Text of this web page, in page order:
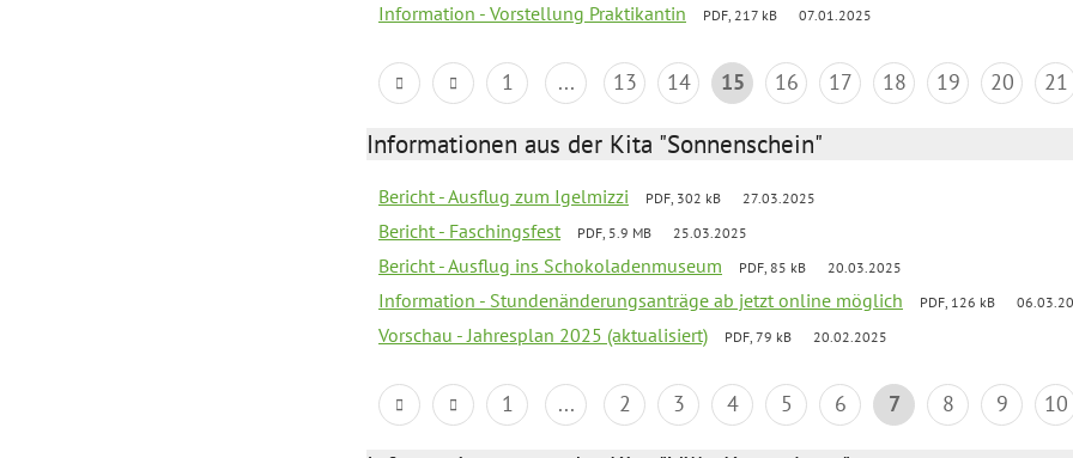
Information - Vorstellung Praktikantin PDF, 217 kB 07.01.2025
1 ... 13 14 15 16 17 18 19 20 21
Informationen aus der Kita "Sonnenschein"
Bericht - Ausflug zum Igelmizzi PDF, 302 kB 27.03.2025
Bericht - Faschingsfest PDF, 5.9 MB 25.03.2025
Bericht - Ausflug ins Schokoladenmuseum PDF, 85 kB 20.03.2025
Information - Stundenänderungsanträge ab jetzt online möglich PDF, 126 kB
Vorschau - Jahresplan 2025 (aktualisiert) PDF, 79 kB 20.02.2025
1 ... 2 3 4 5 6 7 8 9 10